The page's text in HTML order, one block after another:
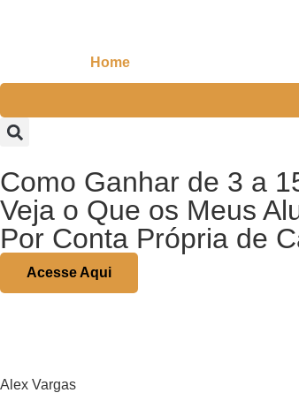
Home
Como Ganhar de 3 a
Veja o Que os Meus
Por Conta Própria de
Acesse Aqui
Alex Vargas